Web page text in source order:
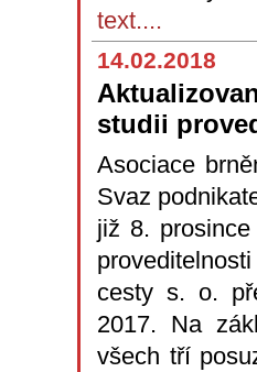
text....
14.02.2018
studii
Asociace
Svaz
již 8.
cesty s. o.
2017. Na
všech tří